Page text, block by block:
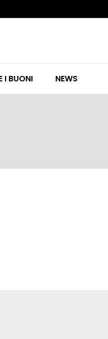
I BUONI NEWS